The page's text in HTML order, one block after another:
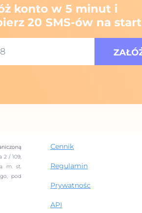
konto w 5 minut i
20 SMS-ów na start
2 / 109,
m. st.
pod
Cennik
Regulamin
Prywatnośc
API